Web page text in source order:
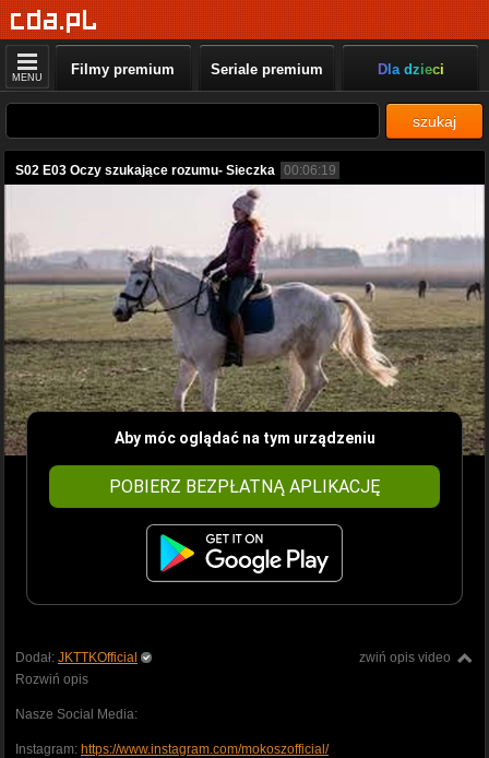
MENU Filmy premium Seriale premium Dla dzieci
szukaj
S02 E03 Oczy szukające rozumu- Sieczka 00:06:19
Aby móc oglądać na tym urządzeniu
POBIERZ BEZPŁATNĄ APLIKACJĘ
zwiń opis video
Dodał: JKTTKOfficial
Rozwiń opis
Nasze Social Media:
Instagram: https://www.instagram.com/mokoszofficial/